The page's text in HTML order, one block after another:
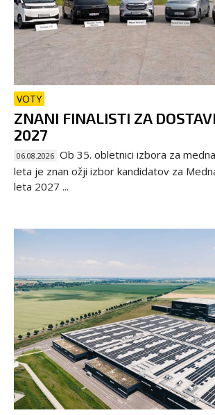
VOTY
ZNANI FINALISTI ZA
2027
06.08.2026 Ob 35. obletnici izbora za
leta je znan ožji izbor kandidatov za
leta 2027 ...